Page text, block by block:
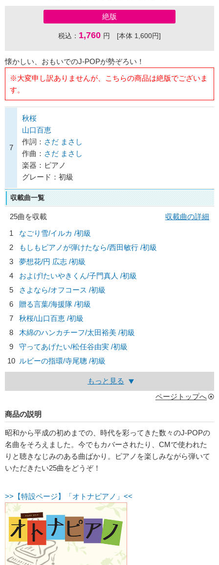
絶版
税込： 1,760 円 [本体 1,600円]
懐かしい、おもいでのJ-POPが勢ぞろい！
※大変申し訳ありませんが、こちらの商品は絶版でございま
す。
7
秋桜
山口百恵
作詞： さだ まさし
作曲： さだ まさし
楽器：ピアノ
グレード：初級
収載曲一覧
25曲を収載
収載曲の詳細
1
なごり雪/イルカ /初級
2
もしもピアノが弾けたなら/西田敏行 /初級
3
夢想花/円 広志 /初級
4
およげ!たいやきくん/子門真人 /初級
5
さよなら/オフコース /初級
6
贈る言葉/海援隊 /初級
7
秋桜/山口百恵 /初級
8
木綿のハンカチーフ/太田裕美 /初級
9
守ってあげたい/松任谷由実 /初級
10 ルビーの指環/寺尾聰 /初級
もっと見る
ページトップへ
商品の説明
昭和から平成の初めまでの、時代を彩ってきた数々のJ-POPの
名曲をそろえました。今でもカバーされたり、CMで使われた
りと聴きなじみのある曲ばかり。ピアノを楽しみながら弾いて
いただきたい25曲をどうぞ！
>>【特設ページ】「オトナピアノ」<<